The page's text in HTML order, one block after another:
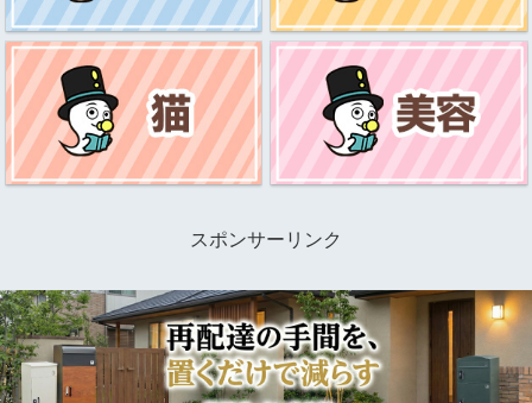
スポンサーリンク